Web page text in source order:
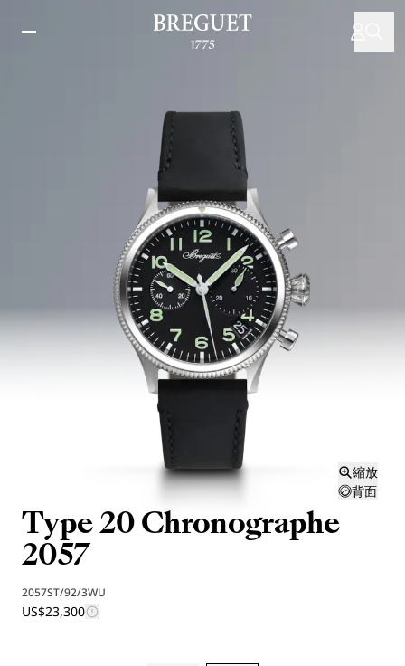
縮放
背面
Type 20 Chronographe
2057
2057ST/92/3WU
US$23,300